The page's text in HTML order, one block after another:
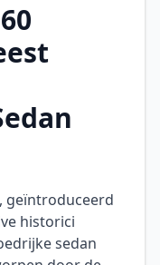
, geïntroduceerd
historici
sedan